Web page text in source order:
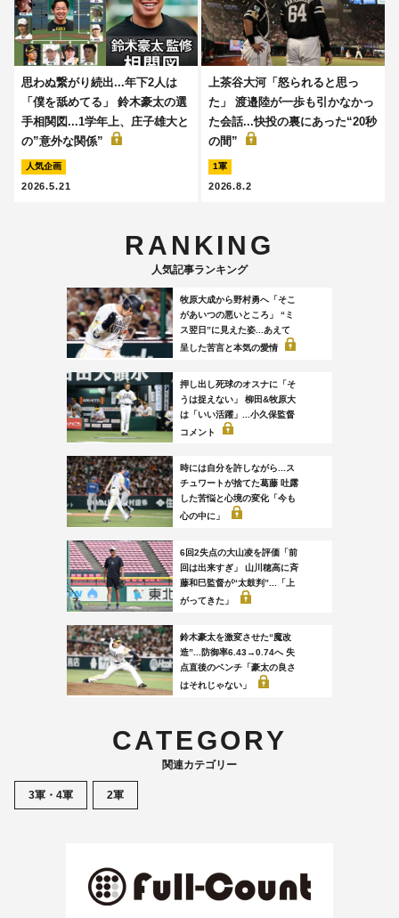
思わぬ繋がり続出...年下2人は
「僕を舐めてる」 鈴木豪太の選
手相関図...1学年上、庄子雄大と
の”意外な関係”
人気企画
2026.5.21
上茶谷大河「怒られると思っ
た」 渡邉陸が一歩も引かなかっ
た会話...快投の裏にあった“20秒
の間”
1軍
2026.8.2
RANKING
人気記事ランキング
牧原大成から野村勇へ「そこ
があいつの悪いところ」 “ミ
ス翌日”に見えた姿...あえて
呈した苦言と本気の愛情
押し出し死球のオスナに「そ
うは捉えない」 柳田&牧原大
は「いい活躍」...小久保監督
コメント
時には自分を許しながら...ス
チュワートが捨てた葛藤 吐露
した苦悩と心境の変化「今も
心の中に」
6回2失点の大山凌を評価「前
回は出来すぎ」 山川穂高に斉
藤和巳監督が“太鼓判”...「上
がってきた」
鈴木豪太を激変させた“魔改
造”...防御率6.43→0.74へ 失
点直後のベンチ「豪太の良さ
はそれじゃない」
CATEGORY
関連カテゴリー
3軍・4軍 2軍